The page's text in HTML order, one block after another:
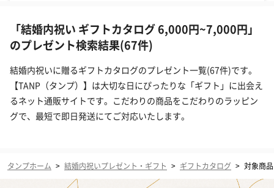
「結婚内祝い ギフトカタログ 6,000円~7,000円」
のプレゼント検索結果(67件)
結婚内祝いに贈るギフトカタログのプレゼント一覧(67件)です。
【TANP（タンプ）】は大切な日にぴったりな「ギフト」に出会え
るネット通販サイトです。こだわりの商品をこだわりのラッピン
グで、最短で即日発送にてご対応いたします。
タンプホーム > 結婚内祝いプレゼント・ギフト > ギフトカタログ > 対象商